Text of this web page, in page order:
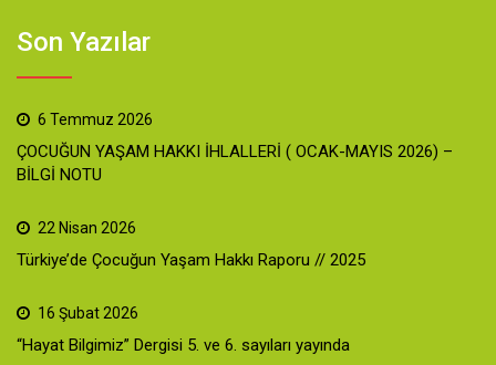
Son Yazılar
6 Temmuz 2026
ÇOCUĞUN YAŞAM HAKKI İHLALLERİ ( OCAK-MAYIS 2026) –
BİLGİ NOTU
22 Nisan 2026
Türkiye’de Çocuğun Yaşam Hakkı Raporu // 2025
16 Şubat 2026
“Hayat Bilgimiz” Dergisi 5. ve 6. sayıları yayında